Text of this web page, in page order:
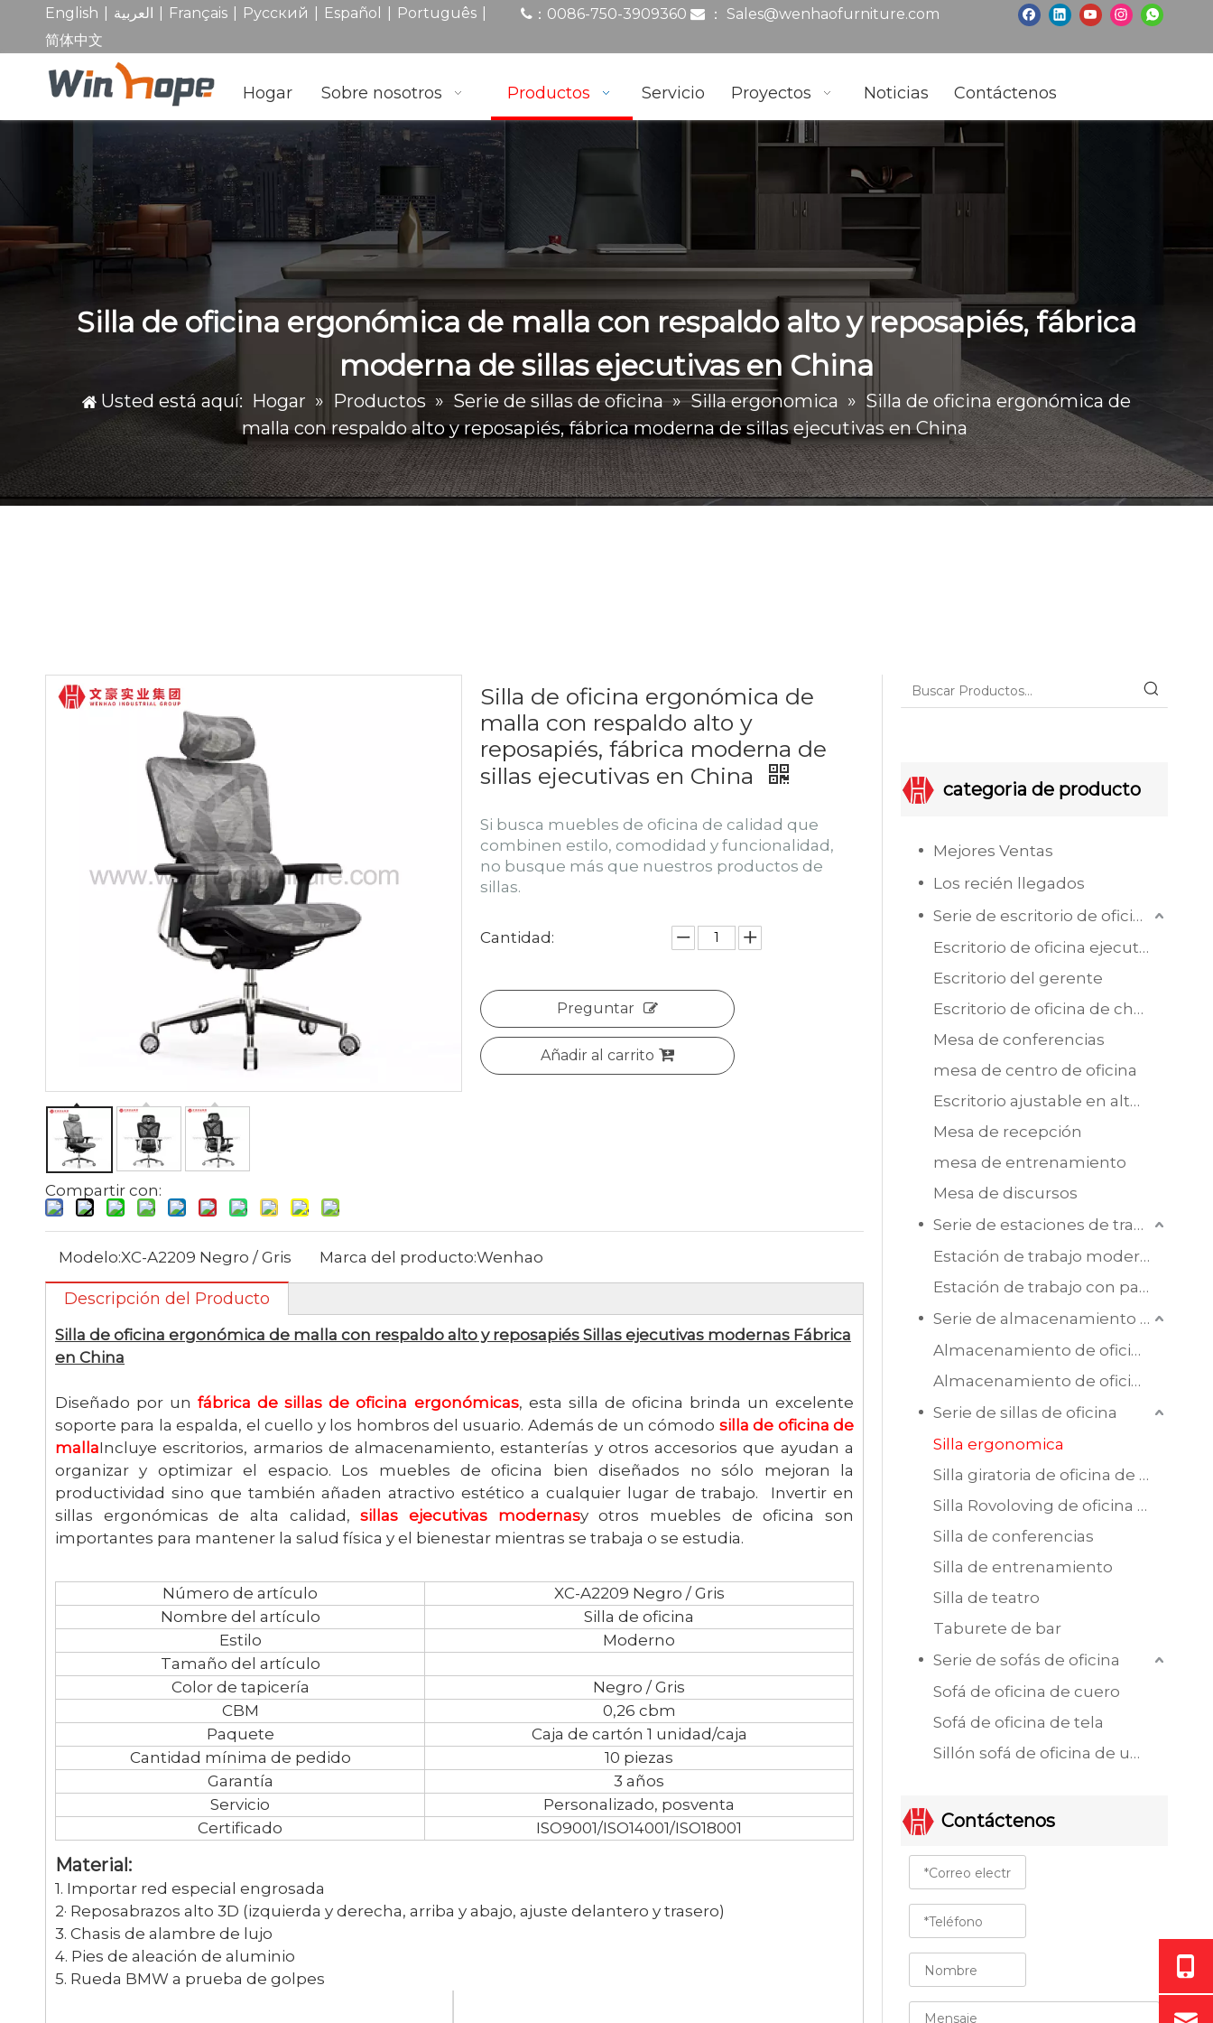
English العربية Français Pусский Español Português
简体中文
： 0086-750-3909360 ： Sales@wenhaofurniture.com
Hogar Sobre nosotros Productos Servicio Proyectos Noticias Contáctenos
Silla de oficina ergonómica de malla con respaldo alto y reposapiés, fábrica
moderna de sillas ejecutivas en China
Usted está aquí: Hogar » Productos » Serie de sillas de oficina » Silla ergonomica » Silla de oficina ergonómica de
malla con respaldo alto y reposapiés, fábrica moderna de sillas ejecutivas en China
Compartir con:
Silla de oficina ergonómica de
malla con respaldo alto y
reposapiés, fábrica moderna de
sillas ejecutivas en China
Si busca muebles de oficina de calidad que
combinen estilo, comodidad y funcionalidad,
no busque más que nuestros productos de
sillas.
Cantidad:
Preguntar
Añadir al carrito
Modelo:XC-A2209 Negro / Gris Marca del producto:Wenhao
Descripción del Producto
Silla de oficina ergonómica de malla con respaldo alto y reposapiés Sillas ejecutivas modernas Fábrica
en China
Diseñado por unfábrica de sillas de oficina ergonómicas, esta silla de oficina brinda un excelente
soporte para la espalda, el cuello y los hombros del usuario. Además de un cómodo silla de oficina de
mallaIncluye escritorios, armarios de almacenamiento, estanterías y otros accesorios que ayudan a
organizar y optimizar el espacio. Los muebles de oficina bien diseñados no sólo mejoran la
productividad sino que también añaden atractivo estético a cualquier lugar de trabajo. Invertir en
sillas ergonómicas de alta calidad,sillas ejecutivas modernasy otros muebles de oficina son
importantes para mantener la salud física y el bienestar mientras se trabaja o se estudia.
Número de artículo
XC-A2209 Negro / Gris
Nombre del artículo
Silla de oficina
Estilo
Moderno
Tamaño del artículo
Color de tapicería
Negro / Gris
CBM
0,26 cbm
Paquete
Caja de cartón 1 unidad/caja
Cantidad mínima de pedido
10 piezas
Garantía
3 años
Servicio
Personalizado, posventa
Certificado
ISO9001/ISO14001/ISO18001
Material:
1. Importar red especial engrosada
2· Reposabrazos alto 3D (izquierda y derecha, arriba y abajo, ajuste delantero y trasero)
3. Chasis de alambre de lujo
4. Pies de aleación de aluminio
5. Rueda BMW a prueba de golpes
categoria de producto
Mejores Ventas
Los recién llegados
Serie de escritorio de oficina
Escritorio de oficina ejecutiva
Escritorio del gerente
Escritorio de oficina de chapa de MDF
Mesa de conferencias
mesa de centro de oficina
Escritorio ajustable en altura
Mesa de recepción
mesa de entrenamiento
Mesa de discursos
Serie de estaciones de trabajo de oficina
Estación de trabajo moderna de melamina
Estación de trabajo con pantalla
Serie de almacenamiento de oficina
Almacenamiento de oficina de madera
Almacenamiento de oficina de acero
Serie de sillas de oficina
Silla ergonomica
Silla giratoria de oficina de malla
Silla Rovoloving de oficina de cuero
Silla de conferencias
Silla de entrenamiento
Silla de teatro
Taburete de bar
Serie de sofás de oficina
Sofá de oficina de cuero
Sofá de oficina de tela
Sillón sofá de oficina de un solo asiento
Contáctenos